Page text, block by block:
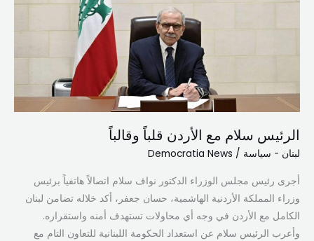
الرئيس سلام مع الأردن قلباً وقالباً
لبنان - سياسة /
Democratia News
أجرى رئيس مجلس الوزراء الدكتور نواف سلام اتصالاً هاتفياً برئيس
وزراء المملكة الأردنية الهاشمية، حسان جعفر، أكد خلاله تضامن لبنان
الكامل مع الأردن في وجه أي محاولات تستهدف أمنه واستقراره.
وأعرب الرئيس سلام عن استعداد الحكومة اللبنانية للتعاون التام مع